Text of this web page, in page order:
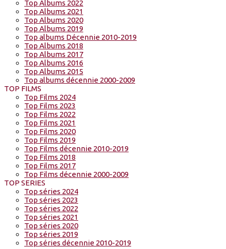
Top Albums 2022
Top Albums 2021
Top Albums 2020
Top Albums 2019
Top albums Décennie 2010-2019
Top Albums 2018
Top Albums 2017
Top Albums 2016
Top Albums 2015
Top albums décennie 2000-2009
TOP FILMS
Top Films 2024
Top Films 2023
Top Films 2022
Top Films 2021
Top Films 2020
Top Films 2019
Top Films décennie 2010-2019
Top Films 2018
Top Films 2017
Top Films décennie 2000-2009
TOP SERIES
Top séries 2024
Top séries 2023
Top séries 2022
Top séries 2021
Top séries 2020
Top séries 2019
Top séries décennie 2010-2019